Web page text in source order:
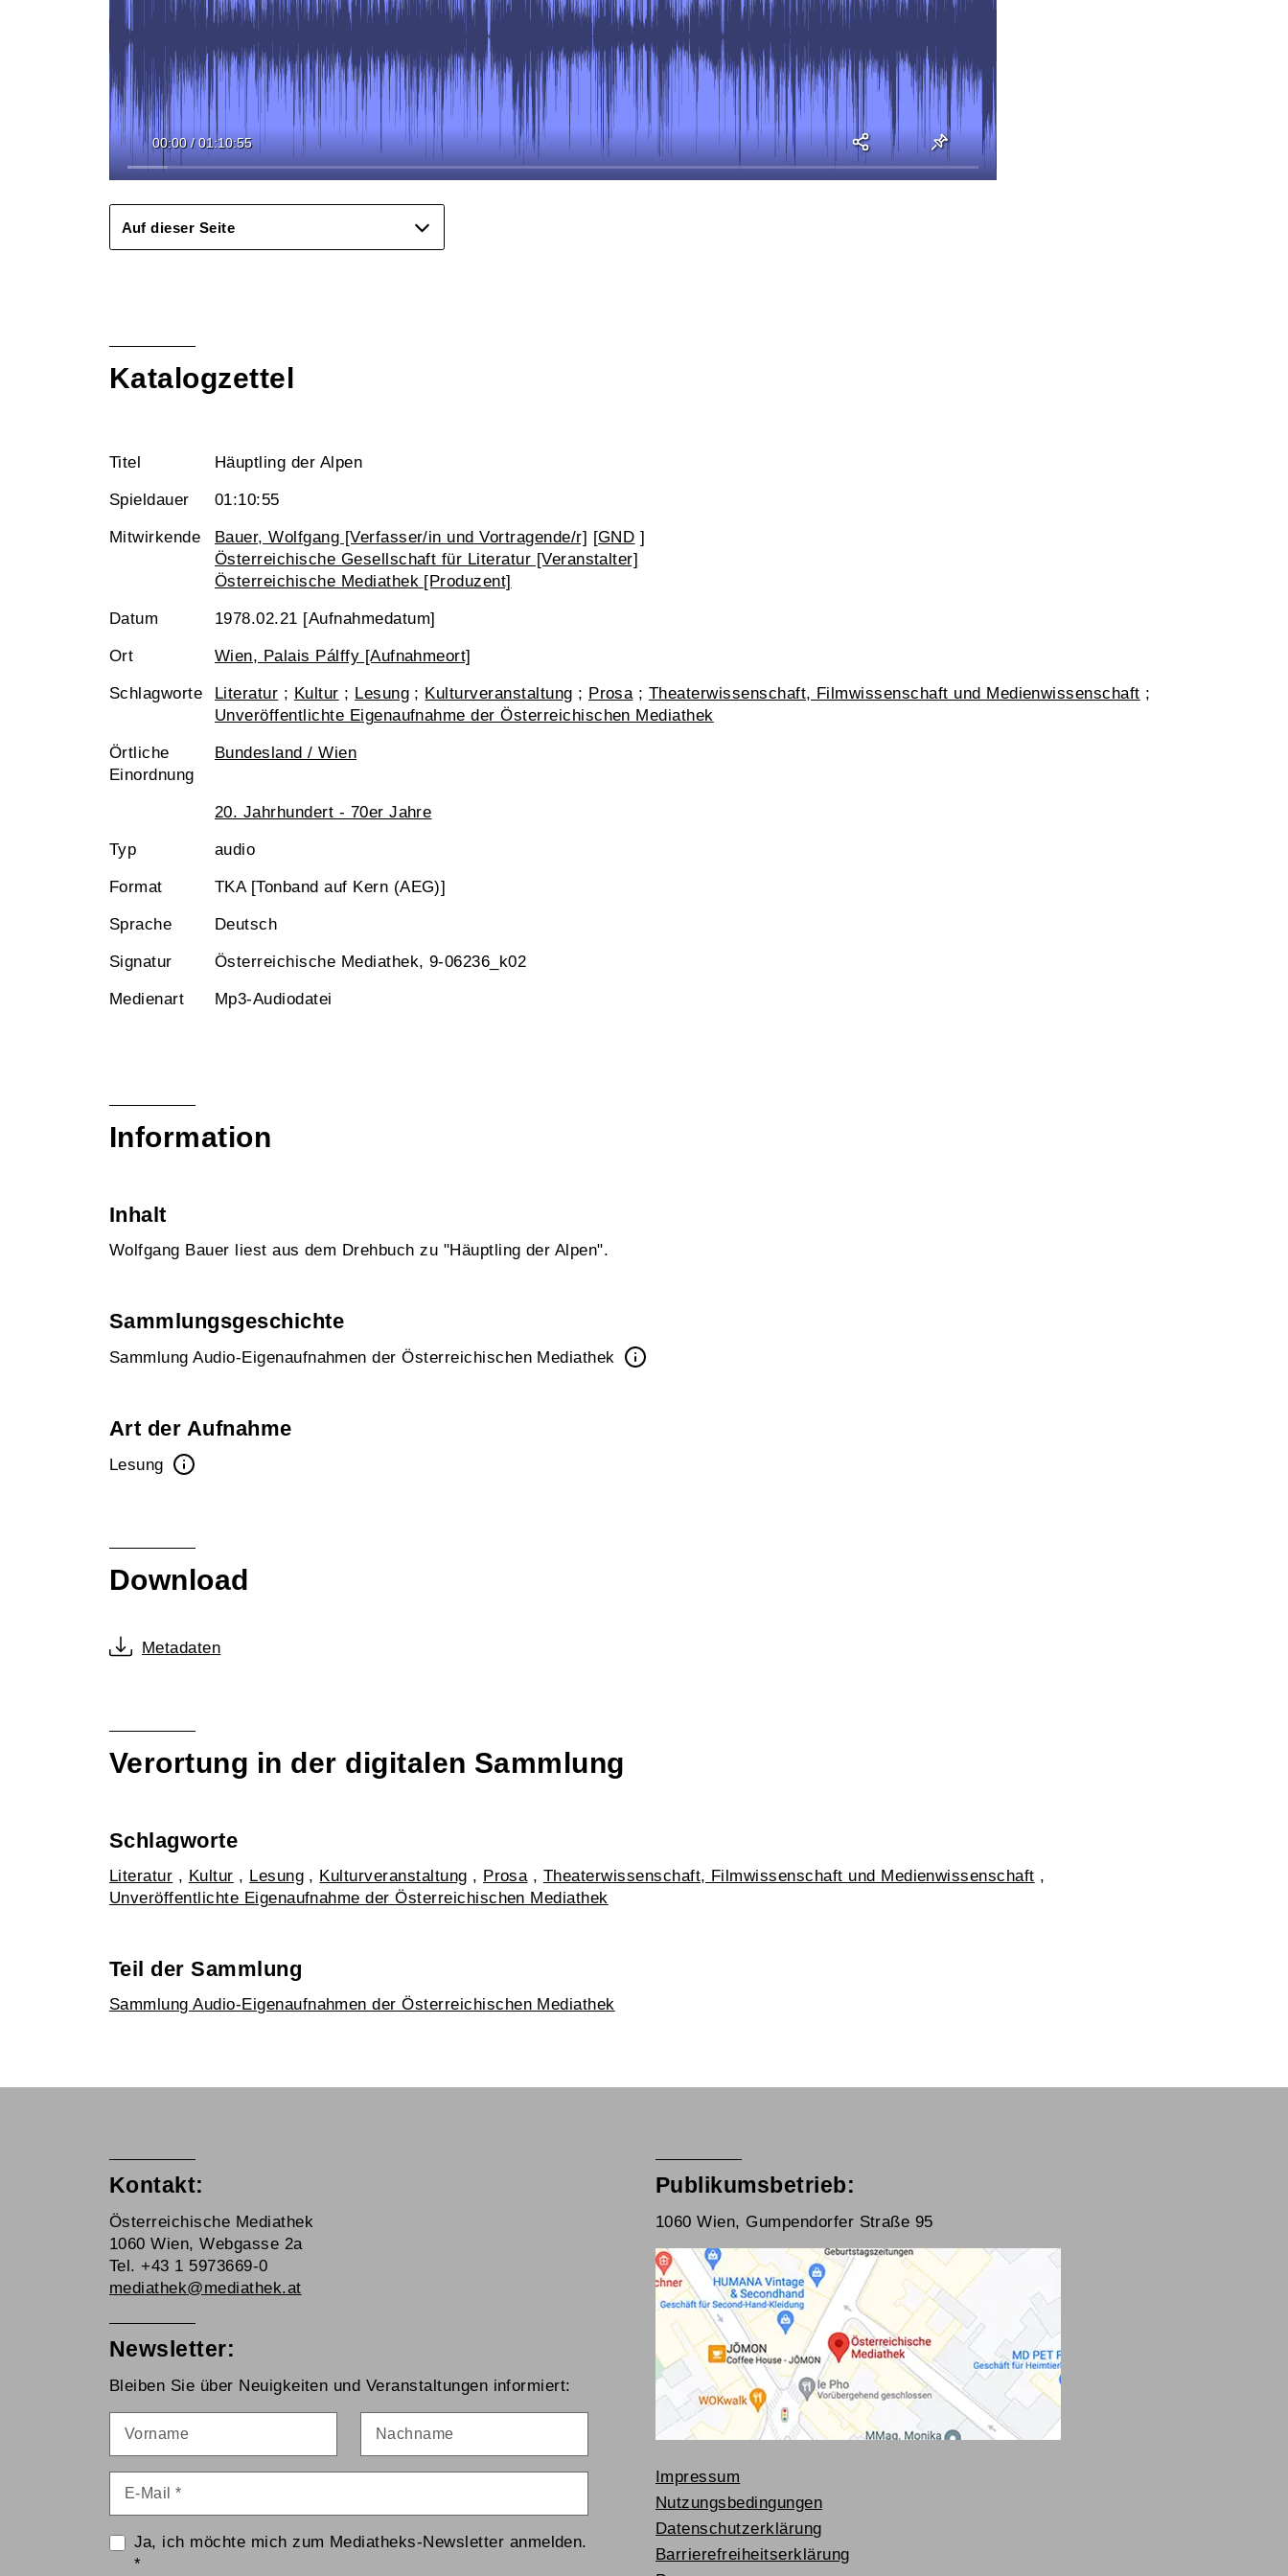
00:00 / 01:10:55
Auf dieser Seite
Katalogzettel
Titel Häuptling der Alpen
Spieldauer 01:10:55
Mitwirkende Bauer, Wolfgang [Verfasser/in und Vortragende/r] [GND ]
Österreichische Gesellschaft für Literatur [Veranstalter]
Österreichische Mediathek [Produzent]
Datum 1978.02.21 [Aufnahmedatum]
Ort Wien, Palais Pálffy [Aufnahmeort]
Schlagworte Literatur ; Kultur ; Lesung ; Kulturveranstaltung ; Prosa; Theaterwissenschaft, Filmwissenschaft und Medienwissenschaft ;
Unveröffentlichte Eigenaufnahme der Österreichischen Mediathek
Örtliche
Einordnung
Bundesland / Wien
20. Jahrhundert - 70er Jahre
Typ audio
Format TKA [Tonband auf Kern (AEG)]
Sprache Deutsch
Signatur Österreichische Mediathek, 9-06236_k02
Medienart Mp3-Audiodatei
Information
Inhalt
Wolfgang Bauer liest aus dem Drehbuch zu "Häuptling der Alpen".
Sammlungsgeschichte
Sammlung Audio-Eigenaufnahmen der Österreichischen Mediathek
Art der Aufnahme
Lesung
Download
Metadaten
Verortung in der digitalen Sammlung
Schlagworte
Literatur , Kultur , Lesung , Kulturveranstaltung , Prosa, Theaterwissenschaft, Filmwissenschaft und Medienwissenschaft ,
Unveröffentlichte Eigenaufnahme der Österreichischen Mediathek
Teil der Sammlung
Sammlung Audio-Eigenaufnahmen der Österreichischen Mediathek
Kontakt:
Österreichische Mediathek
1060 Wien, Webgasse 2a
Tel. +43 1 5973669-0
mediathek@mediathek.at
Newsletter:
Bleiben Sie über Neuigkeiten und Veranstaltungen informiert:
Ja, ich möchte mich zum Mediatheks-Newsletter anmelden.
*
Publikumsbetrieb:
1060 Wien, Gumpendorfer Straße 95
Impressum
Nutzungsbedingungen
Datenschutzerklärung
Barrierefreiheitserklärung